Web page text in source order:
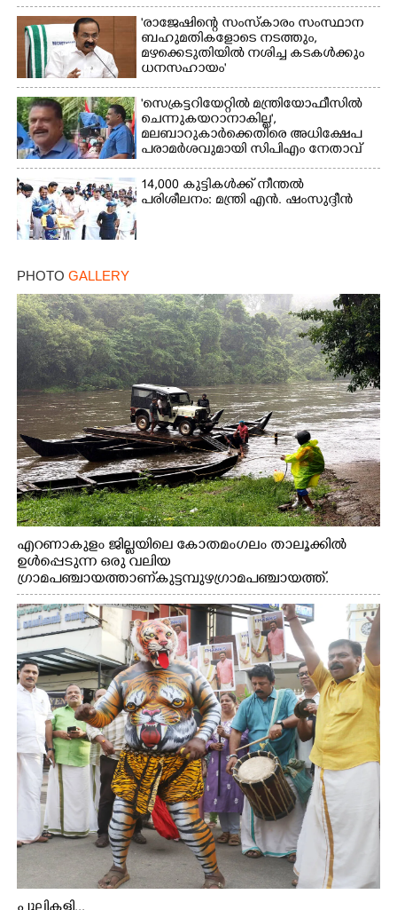
'രാജേഷിന്റെ സംസ്കാരം സംസ്ഥാന
ബഹുമതികളോടെ നടത്തും,
മഴക്കെടുതിയിൽ നശിച്ച കടകൾക്കും
ധനസഹായം'
'സെക്രട്ടറിയേറ്റിൽ മന്ത്രിയോഫീസിൽ
ചെന്നുകയറാനാകില്ല',
മലബാറുകാർക്കെതിരെ അധിക്ഷേപ
പരാമർശവുമായി സിപിഎം നേതാവ്‌
14,000 കുട്ടികൾക്ക് നീന്തൽ
പരിശീലനം: മന്ത്രി എൻ. ഷംസുദ്ദീൻ
PHOTO GALLERY
എറണാകുളം ജില്ലയിലെ കോതമംഗലം താലൂക്കിൽ
ഉൾപ്പെടുന്ന ഒരു വലിയ
ഗ്രാമപഞ്ചായത്താണ് കുട്ടമ്പുഴ ഗ്രാമ പഞ്ചായത്ത്.
ആദിവാസി ഊരുകളായ വെള്ളാരംകുത്ത്, കത്തിപ്പാറ,
ഉറിയംപെട്ടി, തേക്കല്ല്, വെട്ടിക്കല്ല്, മഞ്ചപ്പാറ എന്നീ ആറു
സ്ഥലങ്ങളിലേക്കുള്ള പ്രധാന സഞ്ചാര മാർഗമാണ് ഈ
കാണുന്ന കടത്ത് വള്ളം
Copy Link